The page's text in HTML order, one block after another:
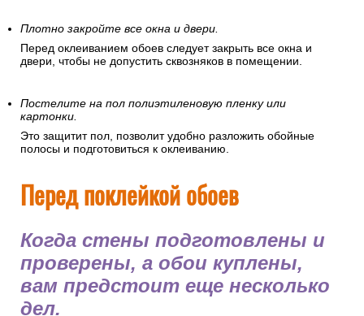
Плотно закройте все окна и двери.
Перед оклеиванием обоев следует закрыть все окна и
двери, чтобы не допустить сквозняков в помещении.
Постелите на пол полиэтиленовую пленку или
картонки.
Это защитит пол, позволит удобно разложить обойные
полосы и подготовиться к оклеиванию.
Перед поклейкой обоев
Когда стены подготовлены и
проверены, а обои куплены,
вам предстоит еще несколько
дел.